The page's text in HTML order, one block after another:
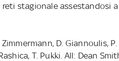
stagionale assestandosi
D. Giannoulis,
T. Pukki. All: Dean